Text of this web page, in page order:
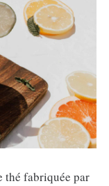
thé fabriquée par